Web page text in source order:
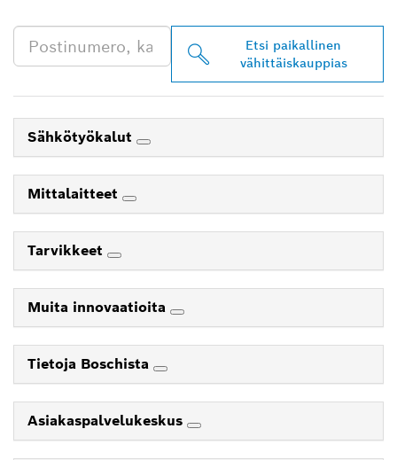
Etsi paikallinen
vähittäiskauppias
Sähkötyökalut
Mittalaitteet
Tarvikkeet
Muita innovaatioita
Tietoja Boschista
Asiakaspalvelukeskus